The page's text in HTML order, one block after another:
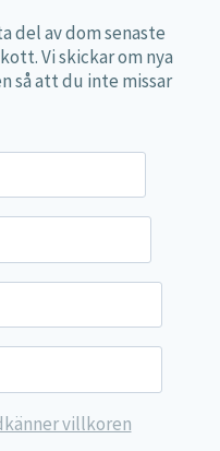
del av dom senaste
Vi skickar om nya
så att du inte missar
villkoren